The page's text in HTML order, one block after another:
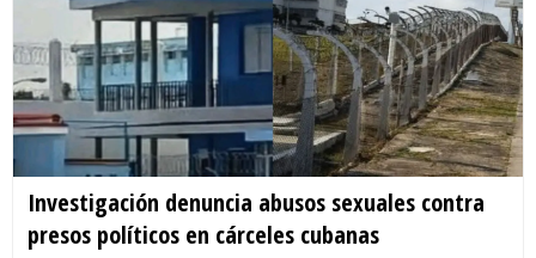
Investigación denuncia abusos sexuales contra
presos políticos en cárceles cubanas